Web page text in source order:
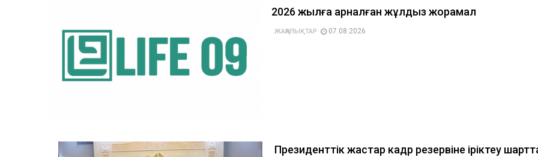
2026 жылға арналған жұлдыз жорамал
ЖАҢАЛЫҚТАР 07.08.2026
Президенттік жастар кадр резервіне іріктеу